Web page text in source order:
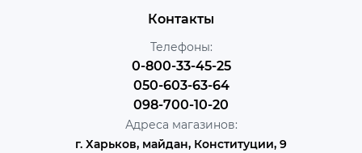
Контакты
Телефоны:
0-800-33-45-25
050-603-63-64
098-700-10-20
Адреса магазинов:
г. Харьков, майдан, Конституции, 9